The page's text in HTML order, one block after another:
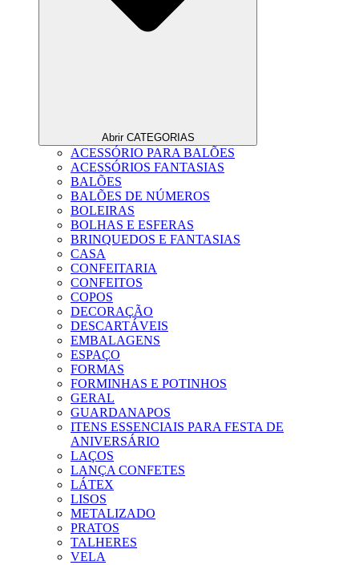
Abrir CATEGORIAS
ACESSÓRIO PARA BALÕES
ACESSÓRIOS FANTASIAS
BALÕES
BALÕES DE NÚMEROS
BOLEIRAS
BOLHAS E ESFERAS
BRINQUEDOS E FANTASIAS
CASA
CONFEITARIA
CONFEITOS
COPOS
DECORAÇÃO
DESCARTÁVEIS
EMBALAGENS
ESPAÇO
FORMAS
FORMINHAS E POTINHOS
GERAL
GUARDANAPOS
ITENS ESSENCIAIS PARA FESTA DE
ANIVERSÁRIO
LAÇOS
LANÇA CONFETES
LÁTEX
LISOS
METALIZADO
PRATOS
TALHERES
VELA